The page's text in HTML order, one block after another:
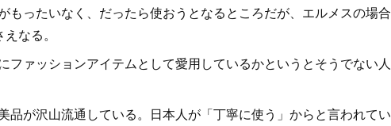
ったいなく、だったら使おうとなるところだが、エルメスの場合
なる。
ファッションアイテムとして愛用しているかというとそうでない人
が沢山流通している。日本人が「丁寧に使う」からと言われてい